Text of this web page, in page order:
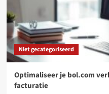
Niet gecategoriseerd
Optimaliseer je bol.com
facturatie